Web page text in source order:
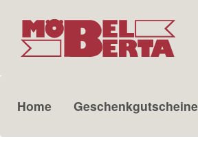
Hauptinhalt springen
Zur Suche springen
Zur Hauptnavigation springen
Home Geschenkgutscheine